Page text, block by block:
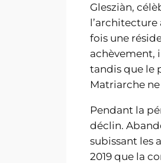
Glesziàn,
l’architecture
fois une
achèvement,
tandis que le
Matriarche
Pendant la
déclin.
subissant les
2019 que la